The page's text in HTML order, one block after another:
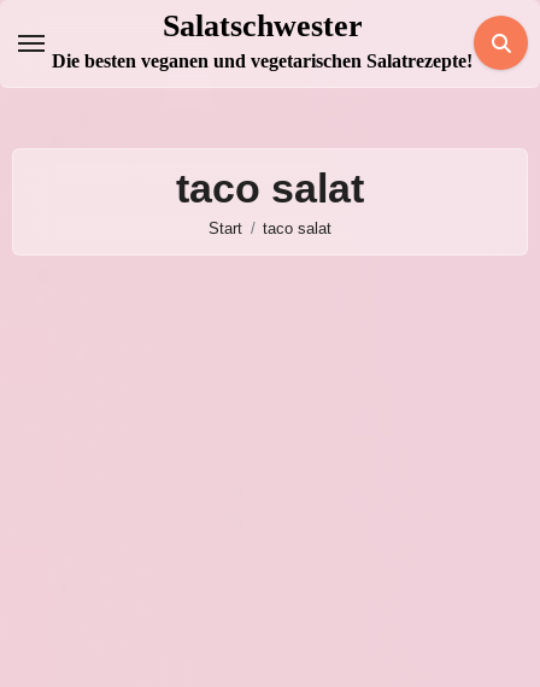
Inhalt
springen
Salatschwester
Die besten veganen und vegetarischen Salatrezepte!
taco salat
Start taco salat